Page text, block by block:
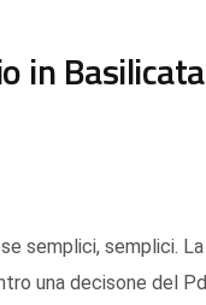
in Basilicata
semplici, semplici.
una decisone del